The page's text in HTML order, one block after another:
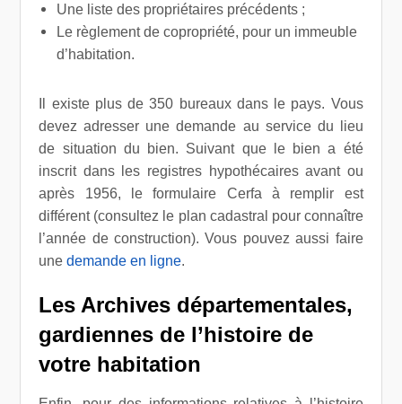
Une liste des propriétaires précédents ;
Le règlement de copropriété, pour un immeuble
d’habitation.
Il existe plus de 350 bureaux dans le pays. Vous
devez adresser une demande au service du lieu
de situation du bien. Suivant que le bien a été
inscrit dans les registres hypothécaires avant ou
après 1956, le formulaire Cerfa à remplir est
différent (consultez le plan cadastral pour connaître
l’année de construction). Vous pouvez aussi faire
unedemande en ligne.
Les Archives départementales,
gardiennes de l’histoire de
votre habitation